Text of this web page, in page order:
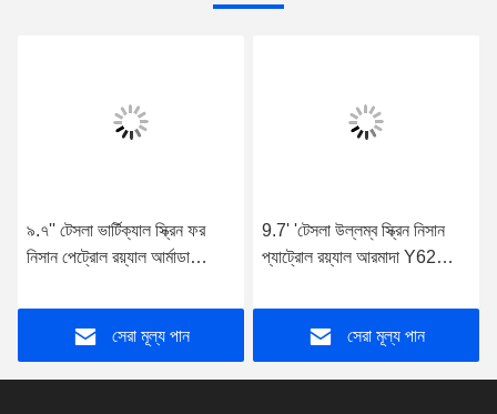
৯.৭'' টেসলা ভার্টিক্যাল স্ক্রিন ফর
নিসান পেট্রোল রয়্যাল আর্মাডা
কার মাল্টিমিডিয়া প্লেয়ার
সেরা মূল্য পান
9.7' 'টেসলা উল্লম্ব স্ক্রিন নিসান
প্যাট্রোল রয়্যাল আরমাদা Y62
প্লেয়ারের জন্য
সেরা মূল্য পান